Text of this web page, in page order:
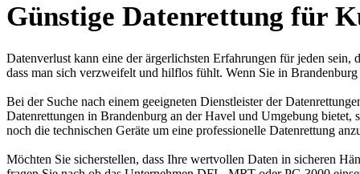
Günstige Datenrettung für
Datenverlust kann eine der ärgerlichsten Erfahrungen für jeden
dass man sich verzweifelt und hilflos fühlt. Wenn Sie in
Bei der Suche nach einem geeigneten Dienstleister der
Datenrettungen in Brandenburg an der Havel und Umgebung
noch die technischen Geräte um eine professionelle Datenrettung
Möchten Sie sicherstellen, dass Ihre wertvollen Daten in sicheren